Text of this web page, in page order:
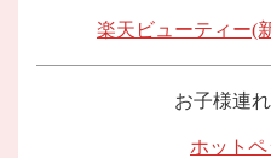
楽天ビューティー(
お子様連
ホット